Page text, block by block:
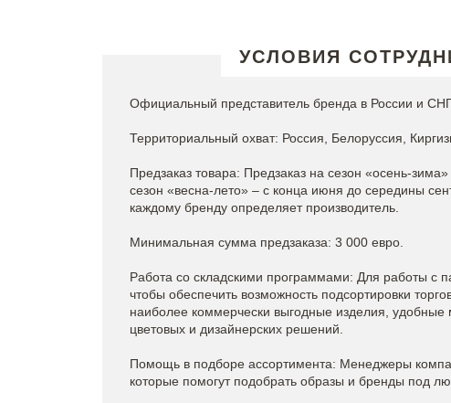
УСЛОВИЯ
Официальный представитель бренда в России и
Территориальный охват: Россия, Белоруссия,
Предзаказ товара: Предзаказ на сезон «осень-
сезон «весна-лето» – с конца июня до середины
каждому бренду определяет производитель.
Минимальная сумма предзаказа: 3 000 евро.
Работа со складскими программами: Для работы с
чтобы обеспечить возможность подсортировки
наиболее коммерчески выгодные изделия,
цветовых и дизайнерских решений.
Помощь в подборе ассортимента: Менеджеры
которые помогут подобрать образы и бренды под